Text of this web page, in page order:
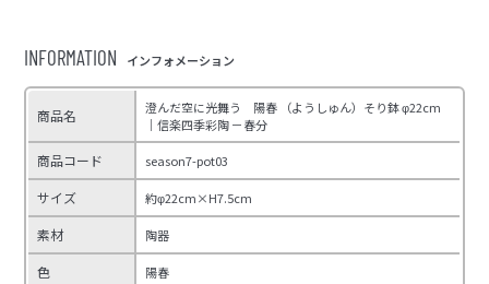
INFORMATION インフォメーション
商品名
澄んだ空に光舞う 陽春 （ようしゅん）そり鉢 φ22cm
｜信楽四季彩陶 －春分
商品コード season7-pot03
サイズ 約φ22cm×H7.5cm
素材 陶器
色 陽春